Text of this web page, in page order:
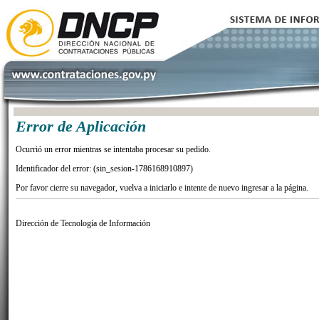
Error de Aplicación
Ocurrió un error mientras se intentaba procesar su pedido.
Identificador del error: (sin_sesion-1786168910897)
Por favor cierre su navegador, vuelva a iniciarlo e intente de nuevo ingresar a la página.
Dirección de Tecnología de Información